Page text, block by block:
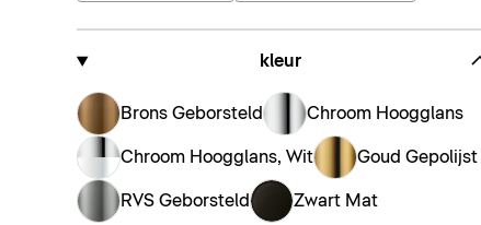
kleur
Brons Geborsteld Chroom Hoogglans
Chroom Hoogglans, Wit Goud Gepolijst
RVS Geborsteld Zwart Mat